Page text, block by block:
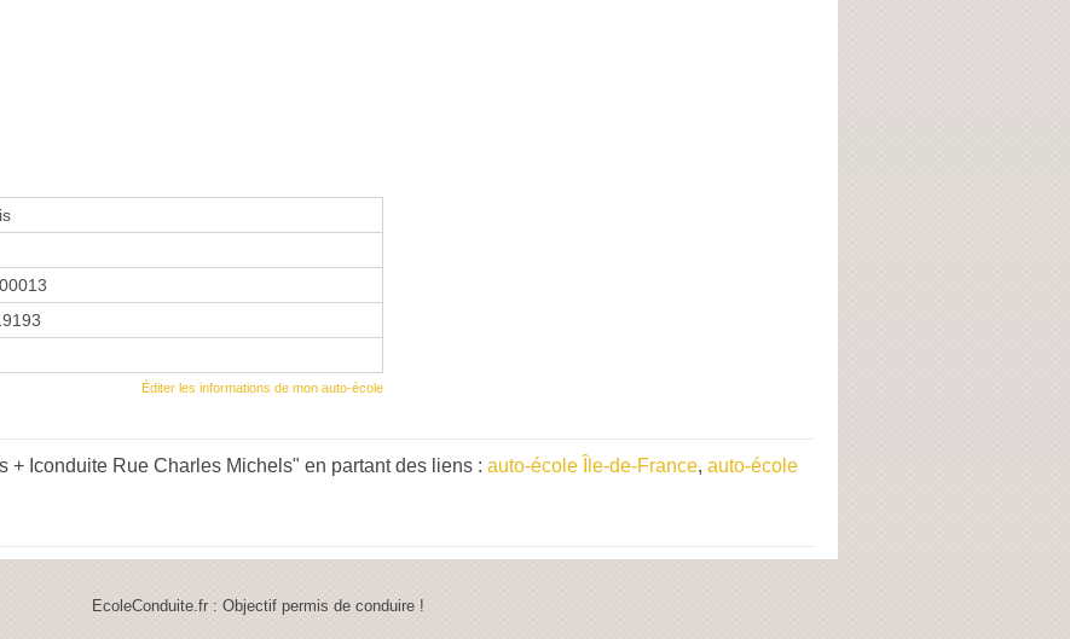
Éditer les informations de mon auto-école
+ Iconduite Rue Charles Michels" en partant des liens : auto-école Île-de-France, auto-école
EcoleConduite.fr : Objectif permis de conduire !